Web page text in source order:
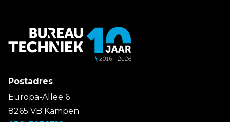
Postadres
Europa-Allee 6
8265 VB Kampen